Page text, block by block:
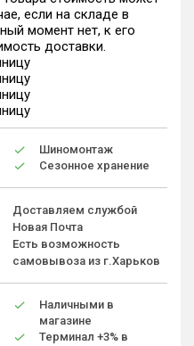
если на складе в
момент нет, к его
доставки.
Шиномонтаж
Сезонное хранение
Доставляем службой
Новая Почта
Есть возможность
самовывоза из г.Харьков
Наличными в
магазине
Терминал +3% в